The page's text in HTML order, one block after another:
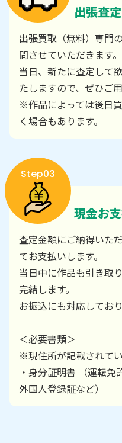
出張査
出張買取（無料）専門
問させていただきます。
当日、新たに査定して
たしますので、ぜひご
※作品によっては後日
く場合もあります。
Step03
現金お
査定金額にご納得いた
てお支払いします。
当日中に作品も引き取
完結します。
お振込にも対応しており
＜必要書類＞
※現住所が記載されて
・身分証明書 （運転免
外国人登録証など）